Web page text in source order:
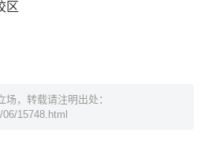
区
，转载请注明出处：
15748.html